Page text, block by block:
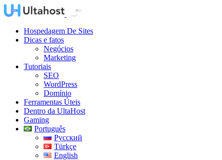
Hospedagem De Sites
Dicas e fatos
Negócios
Marketing
Tutoriais
SEO
WordPress
Domínio
Ferramentas Úteis
Dentro da UltaHost
Gaming
Português
Русский
Türkçe
English